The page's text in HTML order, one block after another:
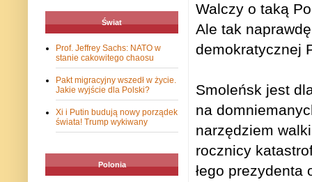
Wal­czy o taką
Ale tak
demo­kra­tycz­nej
Smo­leńsk jest
na
narzę­dziem
rocz­nicy
łego
Świat
Prof. Jeffrey Sachs: NATO w
stanie cakowitego chaosu
Pakt migracyjny wszedł w życie.
Jakie wyjście dla Polski?
Xi i Putin budują nowy porządek
świata! Trump wykiwany
Polonia